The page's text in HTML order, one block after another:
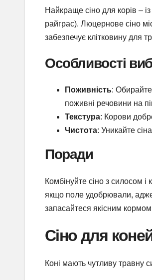
Найкраще сіно для корів –
райграс). Люцернове сіно
забезпечує клітковину для
Особливості
Поживність: Обирайте
поживні речовини на
Текстура: Корови
Чистота: Уникайте
Поради
Комбінуйте сіно з силосом
якщо поле удобрювали, адже
запасайтеся якісним кормом
Сіно для
Коні мають чутливу травну